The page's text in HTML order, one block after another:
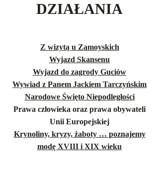
DZIAŁANIA
Z wizytą u Zamoyskich
Wyjazd Skansenu
Wyjazd do zagrody Guciów
Wywiad z Panem Jackiem Tarczyńskim
Narodowe Święto Niepodległości
Prawa człowieka oraz prawa obywateli
Unii Europejskiej
Krynoliny, kryzy, żaboty … poznajemy
modę XVIII i XIX wieku